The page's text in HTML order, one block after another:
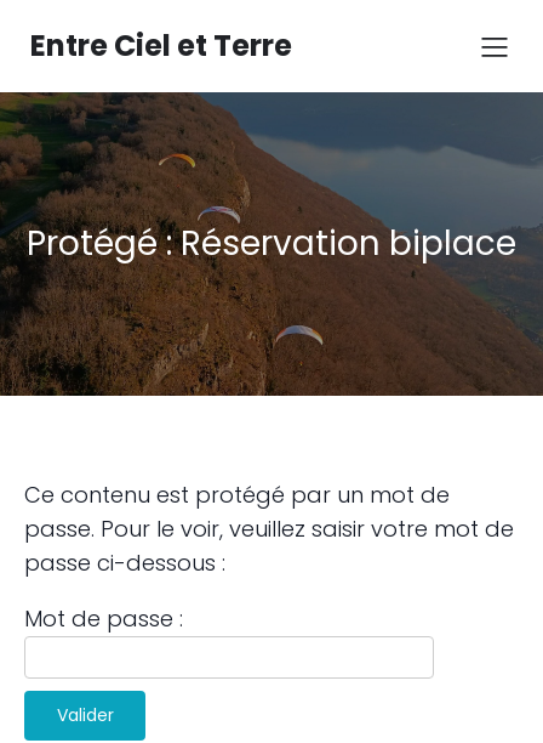
contenuEntre Ciel et Terre
Protégé : Réservation biplace
Ce contenu est protégé par un mot de
passe. Pour le voir, veuillez saisir votre mot de
passe ci-dessous :
Mot de passe :